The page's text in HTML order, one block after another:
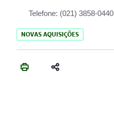
Telefone: (021) 3858-0440
NOVAS AQUISIÇÕES